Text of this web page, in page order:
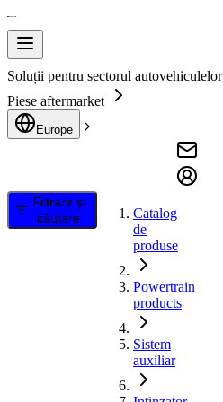
Soluții pentru sectorul autovehiculelor
Piese aftermarket
Europe
Filtrare și
căutare
Catalog
de
produse
Powertrain
products
Sistem
auxiliar